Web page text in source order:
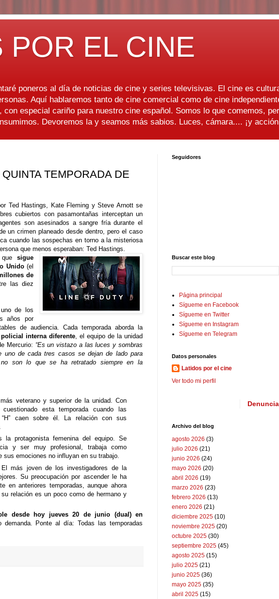
POR EL CINE
poneros al día de noticias de cine y series televisivas. El cine es
Aquí hablaremos tanto de cine comercial como de cine
con especial cariño para nuestro cine español. Somos lo que comemos,
Devoremos la y seamos más sabios. Luces, cámara.... ¡y
TEMPORADA DE
Ted Hastings, Kate Fleming y Steve Arnott se
cubiertos con pasamontañas interceptan un
son asesinados a sangre fría durante el
un crimen planeado desde dentro, pero el caso
cuando las sospechas en torno a la misteriosa
que menos esperaban: Ted Hastings.
sigue
Unido(el
de
las diez
de los
años por
de audiencia. Cada temporada aborda la
interna diferente, el equipo de la unidad
Mercurio: “Es un vistazo a las luces y sombras
uno de cada tres casos se dejan de lado para
son lo que se ha retratado siempre en la
más veterano y superior de la unidad. Con
esta temporada cuando las
caen sobre él. La relación con sus
la protagonista femenina del equipo. Se
y ser muy profesional, trabaja como
sus emociones no influyan en su trabajo.
más joven de los investigadores de la
Su preocupación por ascender le ha
en anteriores temporadas, aunque ahora
relación es un poco como de hermano y
desde hoy jueves 20 de junio (dual) en
demanda. Ponte al día: Todas las temporadas
Seguidores
Buscar este blog
Página principal
Sígueme en Facebook
Sígueme en Twitter
Sígueme en Instagram
Sígueme en Telegram
Datos personales
Latidos por el cine
Ver todo mi perfil
Archivo del blog
agosto 2026 (3)
julio 2026 (21)
junio 2026 (24)
mayo 2026 (20)
abril 2026 (19)
marzo 2026 (23)
febrero 2026 (13)
enero 2026 (21)
diciembre 2025 (10)
noviembre 2025 (20)
octubre 2025 (30)
septiembre 2025 (45)
agosto 2025 (15)
julio 2025 (21)
junio 2025 (36)
mayo 2025 (35)
abril 2025 (15)